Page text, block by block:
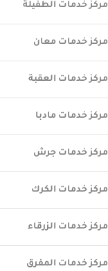
مركز خدمات الطفيلة
مركز خدمات معان
مركز خدمات العقبة
مركز خدمات مادبا
مركز خدمات جرش
مركز خدمات الكرك
مركز خدمات الزرقاء
مركز خدمات المفرق